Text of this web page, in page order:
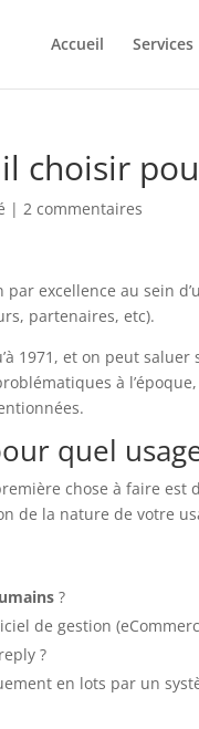
Accueil Services
choisir
|2 commentaires
excellence au sein
partenaires, etc).
1971, et on peut
à
quel
chose à faire est
de la nature de votre
?
de gestion
?
en lots par un